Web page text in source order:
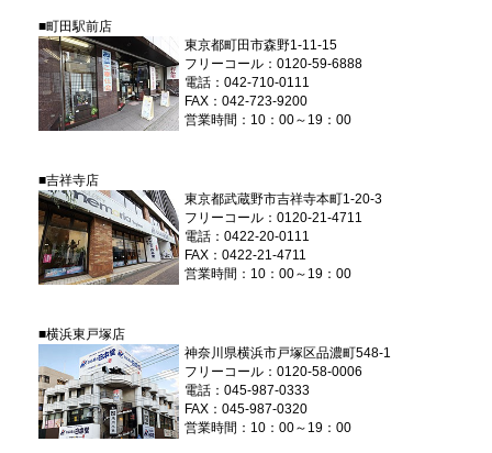
■町田駅前店
東京都町田市森野1-11-15
フリーコール：0120-59-6888
電話：042-710-0111
FAX：042-723-9200
営業時間：10：00～19：00
■吉祥寺店
東京都武蔵野市吉祥寺本町1-20-3
フリーコール：0120-21-4711
電話：0422-20-0111
FAX：0422-21-4711
営業時間：10：00～19：00
■横浜東戸塚店
神奈川県横浜市戸塚区品濃町548-1
フリーコール：0120-58-0006
電話：045-987-0333
FAX：045-987-0320
営業時間：10：00～19：00